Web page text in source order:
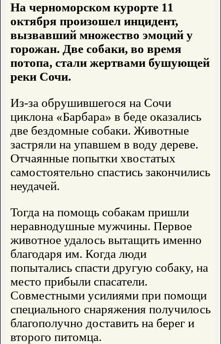
На черноморском курорте 11
октября произошел инцидент,
вызвавший множество эмоций у
горожан. Две собаки, во время
потопа, стали жертвами бушующей
реки Сочи.
Из-за обрушившегося на Сочи
циклона «Барбара» в беде оказались
две бездомные собаки. Животные
застряли на упавшем в воду дереве.
Отчаянные попытки хвостатых
самостоятельно спастись закончились
неудачей.
Тогда на помощь собакам пришли
неравнодушные мужчины. Первое
животное удалось вытащить именно
благодаря им. Когда люди
попытались спасти другую собаку, на
место прибыли спасатели.
Совместными усилиями при помощи
специального снаряжения получилось
благополучно доставить на берег и
второго питомца.